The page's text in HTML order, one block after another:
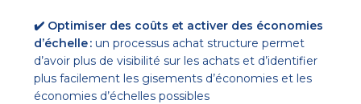
✔️ Optimiser des coûts et activer des économies
d’échelle : un processus achat structure permet
d’avoir plus de visibilité sur les achats et d’identifier
plus facilement les gisements d’économies et les
économies d’échelles possibles